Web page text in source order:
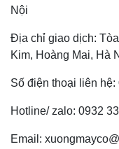
Nội
Địa chỉ giao dịch:
Kim, Hoàng Mai, Hà
Số điện thoại liên
Hotline/ zalo: 0932
Email: